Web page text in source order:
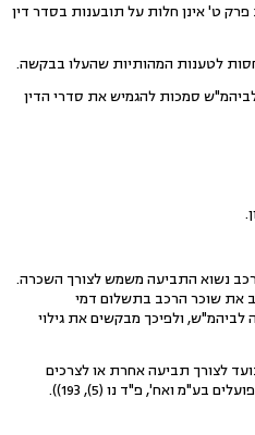
ט' אינן חלות על תובענות בסדר דין
לטענות המהותיות שהעלו בבקשה.
214יג לתקנות סדר הדין האזרחי, וכי לביהמ"ש סמכות להגמיש את סדרי הדין
נשוא התביעה משמש לצורך השכרה.
את שוכר הרכב בתשלום דמי
ולפיכך מבקשים את גילוי
לצורך תביעה אחרת או לצרכים